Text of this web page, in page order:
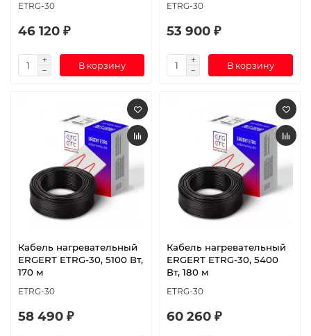
ETRG-30
46 120 ₽
В корзину
ETRG-30
53 900 ₽
В корзину
Кабель нагревательный
ERGERT ETRG-30, 5100 Вт,
170 м
ETRG-30
58 490 ₽
Кабель нагревательный
ERGERT ETRG-30, 5400
Вт, 180 м
ETRG-30
60 260 ₽